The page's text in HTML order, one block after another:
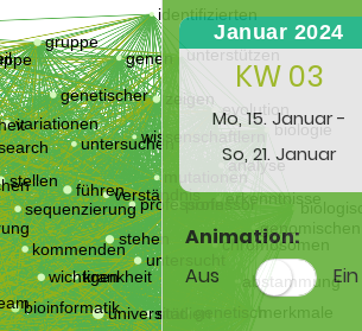
Januar 2024
KW 03
Mo, 15. Januar -
So, 21. Januar
Animation:
Aus
Ein